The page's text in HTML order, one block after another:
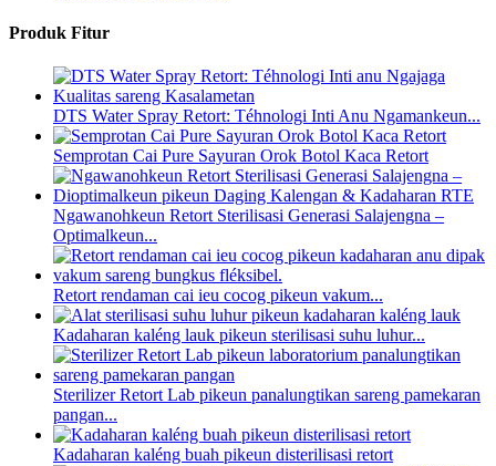
Produk Fitur
DTS Water Spray Retort: ​​Téhnologi Inti Anu Ngamankeun...
Semprotan Cai Pure Sayuran Orok Botol Kaca Retort
Ngawanohkeun Retort Sterilisasi Generasi Salajengna –
Optimalkeun...
Retort rendaman cai ieu cocog pikeun vakum...
Kadaharan kaléng lauk pikeun sterilisasi suhu luhur...
Sterilizer Retort Lab pikeun panalungtikan sareng pamekaran
pangan...
Kadaharan kaléng buah pikeun disterilisasi retort